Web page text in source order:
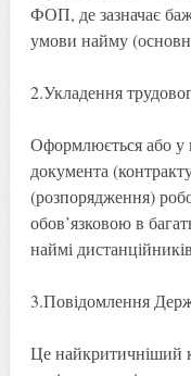
ФОП, де зазначає
умови найму
2.Укладення
Оформлюється або у
документа
(розпорядження)
обов’язковою в
наймі
3.Повідомлення
Це найкритичніший